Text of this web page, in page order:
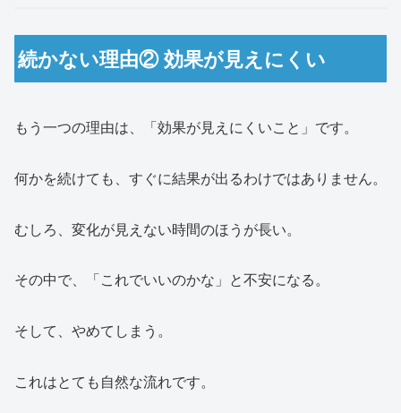
続かない理由② 効果が見えにくい
もう一つの理由は、「効果が見えにくいこと」です。
何かを続けても、すぐに結果が出るわけではありません。
むしろ、変化が見えない時間のほうが長い。
その中で、「これでいいのかな」と不安になる。
そして、やめてしまう。
これはとても自然な流れです。